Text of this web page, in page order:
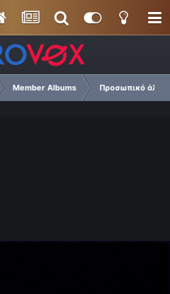
Member Albums Προσωπικό